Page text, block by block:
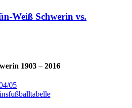
Weiß Schwerin vs.
1903 – 2016
05